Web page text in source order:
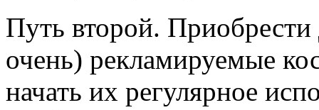
Путь второй.
очень) рекламируемые
начать их регулярное